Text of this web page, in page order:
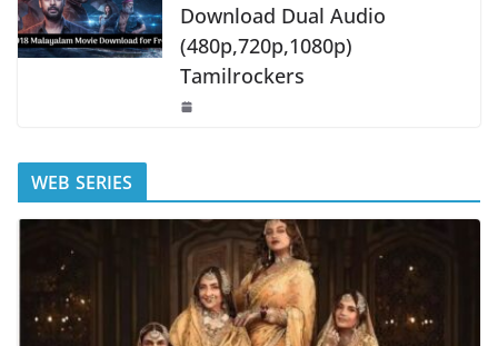
Download Dual Audio
(480p,720p,1080p)
Tamilrockers
WEB SERIES